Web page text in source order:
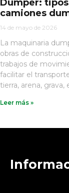
Dumper:
camiones
14 de mayo de 2026
La maquinaria
obras de
trabajos de
facilitar el
tierra, arena, grava,
Leer más »